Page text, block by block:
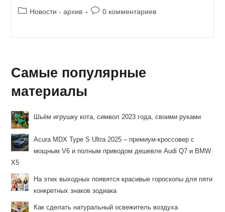
Рубрика
Новости - архив
Комментарии
0 комментариев
Самые популярные
материалы
Шьём игрушку кота, символ 2023 года, своими руками
Acura MDX Type S Ultra 2025 – премиум-кроссовер с
мощным V6 и полным приводом дешевле Audi Q7 и BMW
X5
На этих выходных появятся красивые гороскопы для пяти
конкретных знаков зодиака
Как сделать натуральный освежитель воздуха